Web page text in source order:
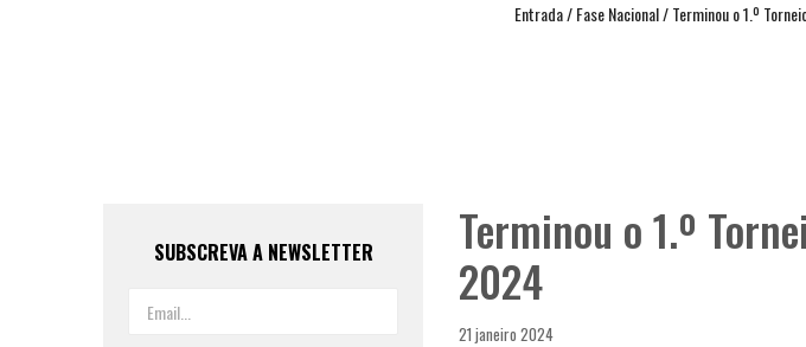
Entrada/Fase Nacional/Terminou o 1.º
SUBSCREVA A NEWSLETTER
Terminou o 1.º
2024
21 janeiro 2024